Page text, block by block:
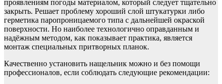
проявлениям погоды материалом, который следует тщательно
закрыть. Решает проблему хороший слой штукатурки либо
герметика паропроницаемого типа с дальнейшей окраской
поверхности. Но наиболее технологично оправданным и
надёжным методом, как показывает практика, является
монтаж специальных притворных планок.
Качественно установить нащельник можно и без помощи
профессионалов, если соблюдать следующие рекомендации: